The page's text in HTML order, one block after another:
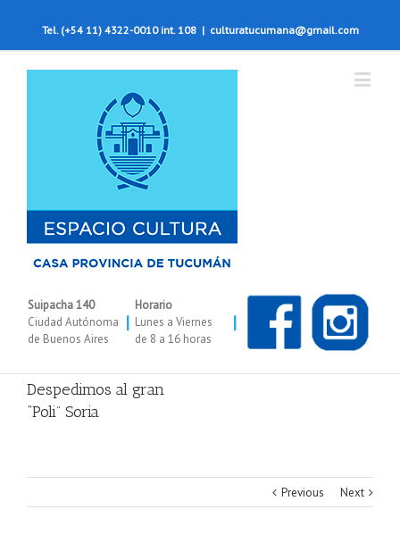
Tel. (+54 11) 4322-0010 int. 108 | culturatucumana@gmail.com
Suipacha 140
Ciudad Autónoma
de Buenos Aires
|
Horario
Lunes a Viernes
de 8 a 16 horas
|
Despedimos al gran
“Poli” Soria
Previous Next